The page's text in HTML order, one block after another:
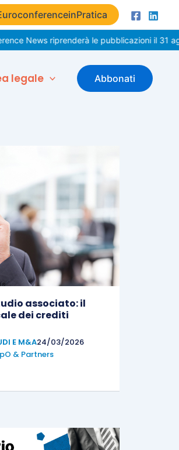
riprenderà le pubblicazioni il 31 agosto.
legale Abbonati
associato: il
dei crediti
E M&A24/03/2026
& Partners